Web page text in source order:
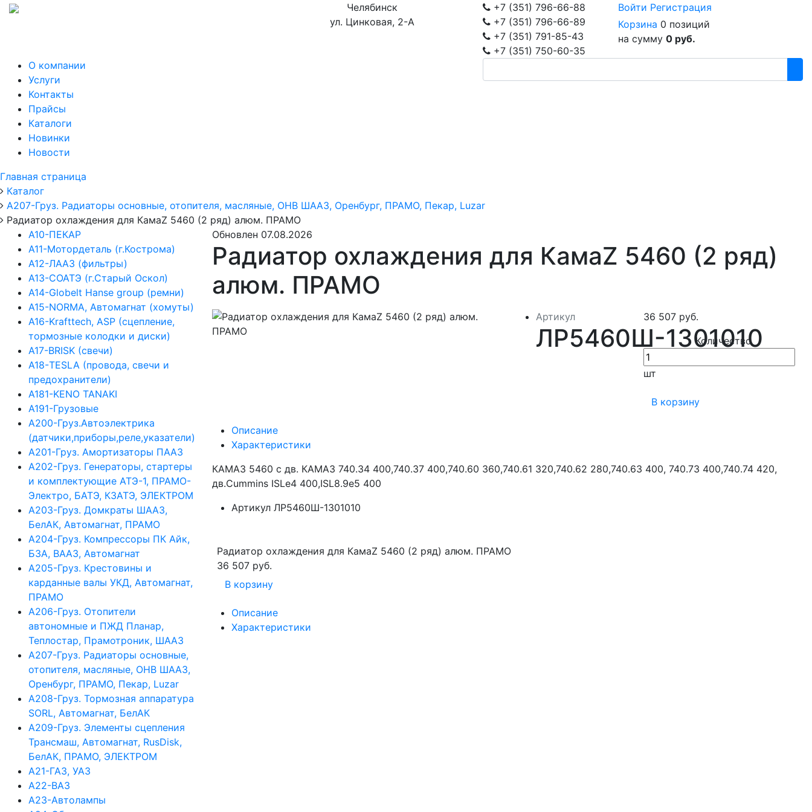
Челябинск
ул. Цинковая, 2-А
+7 (351) 796-66-88
+7 (351) 796-66-89
+7 (351) 791-85-43
+7 (351) 750-60-35
Войти Регистрация
Корзина 0 позиций
на сумму 0 руб.
О компании
Услуги
Контакты
Прайсы
Каталоги
Новинки
Новости
Главная страница
Каталог
А207-Груз. Радиаторы основные, отопителя, масляные, ОНВ ШААЗ, Оренбург, ПРАМО, Пекар, Luzar
Радиатор охлаждения для КамаZ 5460 (2 ряд) алюм. ПРАМО
А10-ПЕКАР
А11-Мотордеталь (г.Кострома)
А12-ЛААЗ (фильтры)
А13-СОАТЭ (г.Старый Оскол)
А14-Globelt Hanse group (ремни)
А15-NORMA, Автомагнат (хомуты)
А16-Krafttech, ASP (сцепление,
тормозные колодки и диски)
А17-BRISK (свечи)
А18-TESLA (провода, свечи и
предохранители)
А181-KENO TANAKI
А191-Грузовые
А200-Груз.Автоэлектрика
(датчики,приборы,реле,указатели)
А201-Груз. Амортизаторы ПААЗ
А202-Груз. Генераторы, стартеры
и комплектующие АТЭ-1, ПРАМО-
Электро, БАТЭ, КЗАТЭ, ЭЛЕКТРОМ
А203-Груз. Домкраты ШААЗ,
БелАК, Автомагнат, ПРАМО
А204-Груз. Компрессоры ПК Айк,
БЗА, ВААЗ, Автомагнат
А205-Груз. Крестовины и
карданные валы УКД, Автомагнат,
ПРАМО
А206-Груз. Отопители
автономные и ПЖД Планар,
Теплостар, Прамотроник, ШААЗ
А207-Груз. Радиаторы основные,
отопителя, масляные, ОНВ ШААЗ,
Оренбург, ПРАМО, Пекар, Luzar
А208-Груз. Тормозная аппаратура
SORL, Автомагнат, БелАК
А209-Груз. Элементы сцепления
Трансмаш, Автомагнат, RusDisk,
БелАК, ПРАМО, ЭЛЕКТРОМ
А21-ГАЗ, УАЗ
А22-ВАЗ
А23-Автолампы
Обновлен 07.08.2026
Радиатор охлаждения для КамаZ 5460 (2 ряд)
алюм. ПРАМО
Артикул
ЛР5460Ш-1301010
36 507 руб.
Количество
шт
В корзину
Описание
Характеристики
КАМАЗ 5460 с дв. КАМАЗ 740.34 400,740.37 400,740.60 360,740.61 320,740.62 280,740.63 400, 740.73 400,740.74 420,
дв.Cummins ISLe4 400,ISL8.9e5 400
Артикул ЛР5460Ш-1301010
Радиатор охлаждения для КамаZ 5460 (2 ряд) алюм. ПРАМО
36 507 руб.
В корзину
Описание
Характеристики